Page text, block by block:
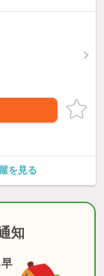
を見る
知